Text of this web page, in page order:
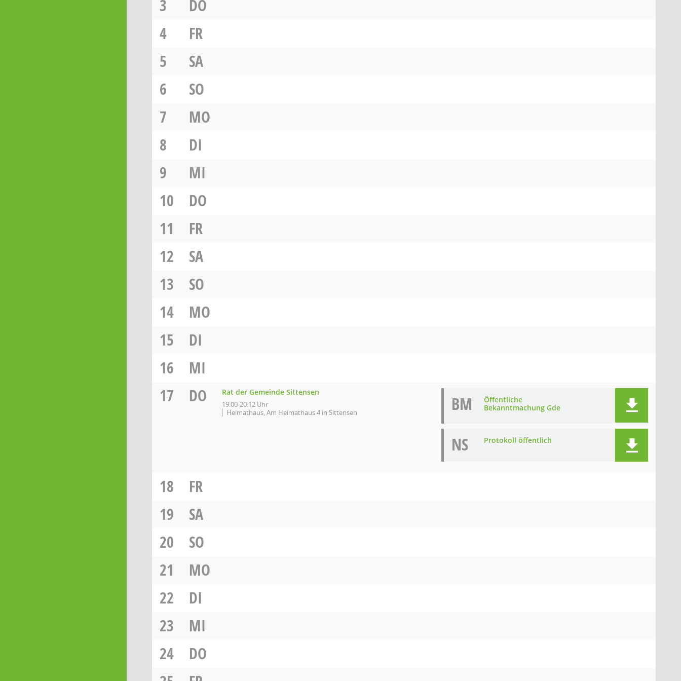
3
DO
4
FR
5
SA
6
SO
7
MO
8
DI
9
MI
10
DO
11
FR
12
SA
13
SO
14
MO
15
DI
16
MI
17
DO Rat der Gemeinde Sittensen
19:00-20:12 Uhr
Heimathaus, Am Heimathaus 4 in Sittensen
BM
Öffentliche
Bekanntmachung Gde
NS Protokoll öffentlich
18
FR
19
SA
20
SO
21
MO
22
DI
23
MI
24
DO